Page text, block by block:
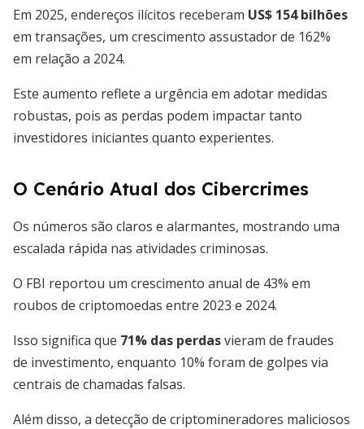
Em 2025, endereços ilícitos receberam US$ 154 bilhões
em transações, um crescimento assustador de 162%
em relação a 2024.
Este aumento reflete a urgência em adotar medidas
robustas, pois as perdas podem impactar tanto
investidores iniciantes quanto experientes.
O Cenário Atual dos Cibercrimes
Os números são claros e alarmantes, mostrando uma
escalada rápida nas atividades criminosas.
O FBI reportou um crescimento anual de 43% em
roubos de criptomoedas entre 2023 e 2024.
Isso significa que 71% das perdasvieram de fraudes
de investimento, enquanto 10% foram de golpes via
centrais de chamadas falsas.
Além disso, a detecção de criptomineradores maliciosos